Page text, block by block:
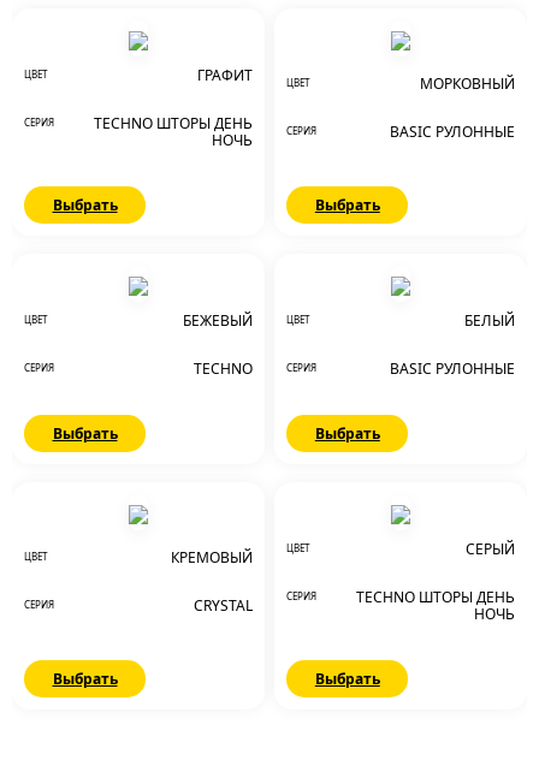
ЦВЕТ ГРАФИТ
СЕРИЯ
TECHNO ШТОРЫ ДЕНЬ
НОЧЬ
Выбрать
ЦВЕТ МОРКОВНЫЙ
СЕРИЯ BASIC РУЛОННЫЕ
Выбрать
ЦВЕТ БЕЖЕВЫЙ
СЕРИЯ TECHNO
Выбрать
ЦВЕТ БЕЛЫЙ
СЕРИЯ BASIC РУЛОННЫЕ
Выбрать
ЦВЕТ КРЕМОВЫЙ
СЕРИЯ CRYSTAL
Выбрать
ЦВЕТ СЕРЫЙ
СЕРИЯ
TECHNO ШТОРЫ ДЕНЬ
НОЧЬ
Выбрать